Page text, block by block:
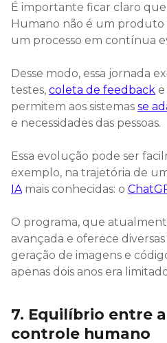
É importante ficar claro que
Humano não é um produto
um processo em contínua
Desse modo, essa jornada
testes, coleta de feedback
permitem aos sistemas se
e necessidades das pessoas.
Essa evolução pode ser
exemplo, na trajetória de
IAmais conhecidas: o
O programa, que
avançada e oferece
geração de imagens e
apenas dois anos era
7. Equilíbrio entre
controle humano